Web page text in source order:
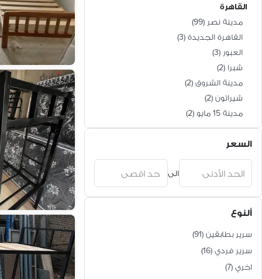
القاهرة
مدينة نصر (
99
)
القاهرة الجديدة (
3
)
العبور (
3
)
شبرا (
2
)
مدينة الشروق (
2
)
شيراتون (
2
)
مدينة 15 مايو
(
2
)
المعادي (
1
)
عين شمس
جسر السويس (
1
)
السعر
الى
ألنوع
سرير بطابقين (
91
)
سرير فردي (
16
)
اخري (
7
)